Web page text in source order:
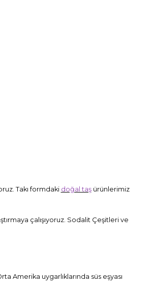
Takı formdaki doğal taş ürünlerimiz
çalışıyoruz. Sodalit Çeşitleri ve
Amerika uygarlıklarında süs eşyası